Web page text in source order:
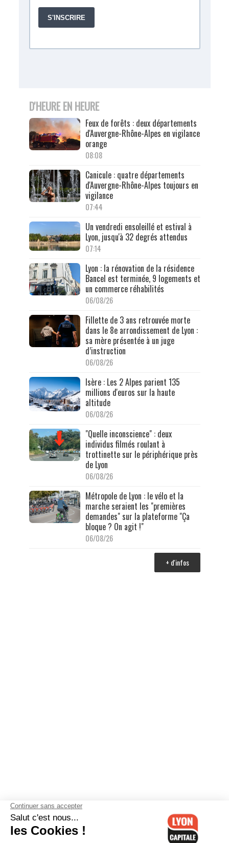
D'HEURE EN HEURE
Feux de forêts : deux départements
d'Auvergne-Rhône-Alpes en vigilance
orange
08:08
Canicule : quatre départements
d'Auvergne-Rhône-Alpes toujours en
vigilance
07:44
Un vendredi ensoleillé et estival à
Lyon, jusqu'à 32 degrés attendus
07:14
Lyon : la rénovation de la résidence
Bancel est terminée, 9 logements et
un commerce réhabilités
06/08/26
Fillette de 3 ans retrouvée morte
dans le 8e arrondissement de Lyon :
sa mère présentée à un juge
d’instruction
06/08/26
Isère : Les 2 Alpes parient 135
millions d'euros sur la haute
altitude
06/08/26
"Quelle inconscience" : deux
individus filmés roulant à
trottinette sur le périphérique près
de Lyon
06/08/26
Métropole de Lyon : le vélo et la
marche seraient les "premières
demandes" sur la plateforme "Ça
bloque ? On agit !"
06/08/26
+ d'infos